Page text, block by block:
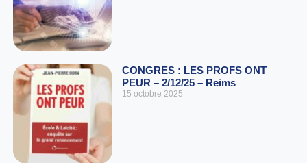
CONGRES : LES PROFS ONT
PEUR – 2/12/25 – Reims
15 octobre 2025